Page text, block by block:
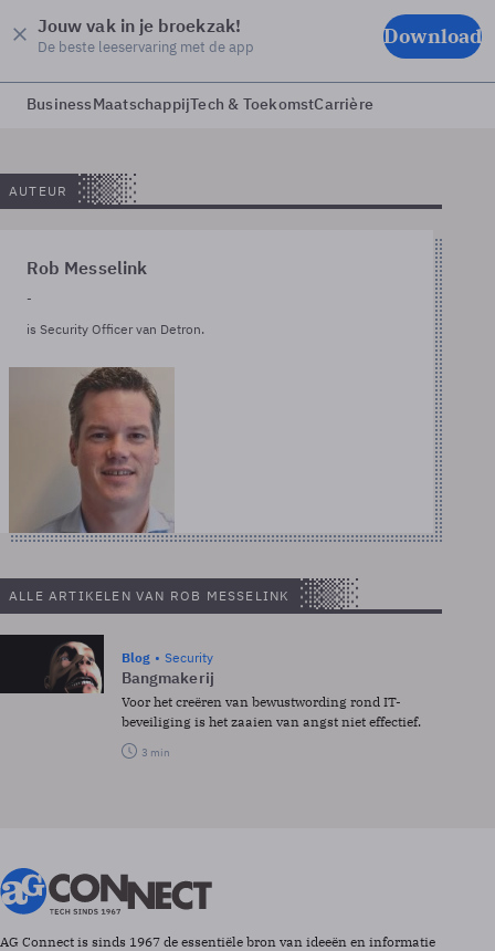
Jouw vak in je broekzak!
De beste leeservaring met de app Download
BusinessMaatschappijTech & ToekomstCarrière
AUTEUR
Rob Messelink
-
is Security Officer van Detron.
ALLE ARTIKELEN VAN ROB MESSELINK
Blog Security
Bangmakerij
Voor het creëren van bewustwording rond IT-
beveiliging is het zaaien van angst niet effectief.
3 min
AG Connect is sinds 1967 de essentiële bron van ideeën en informatie